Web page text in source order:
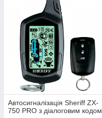
Автосигналізація Sheriff ZX-
750 PRO з діалоговим кодом